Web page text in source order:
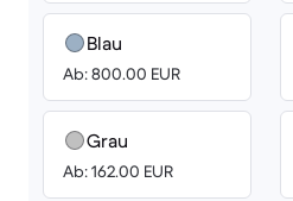
Blau
Ab: 800.00 EUR
Grau
Ab: 162.00 EUR